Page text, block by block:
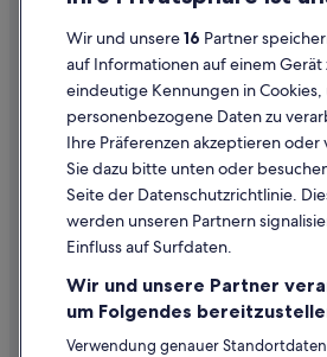
Inhaltsrichtlinien und Melden von Inhalten
Hilfe
Hilfe
Flug stornieren
Rückerstattungsdauer
Expedia-Gutschein einlösen
Wir und unsere16 Partner
auf Informationen auf einem Gerät
eindeutige Kennungen in Cookies,
personenbezogene Daten zu
Ihre Präferenzen akzeptieren oder
Sie dazu bitte unten oder
Seite der Datenschutzrichtlinie.
werden unseren Partnern
Einfluss auf Surfdaten.
Wir und unsere Partner
um Folgendes
Verwendung genauer